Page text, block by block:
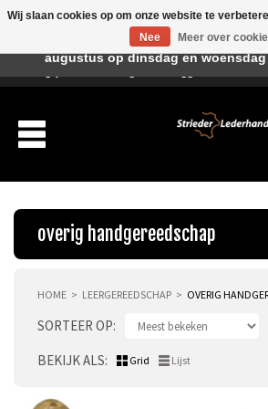
overig handgereedschap
HOME LEERGEREEDSCHAP OVERIG
SORTEER OP
BEKIJK ALS
Grid Lijst
Wij slaan cookies op om onze website te
Nee
Meer over
Beste klant, I.v.m. de
augustus op dinsdag en